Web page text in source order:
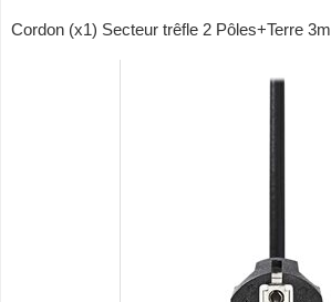
Cordon (x1) Secteur trêfle 2 Pôles+Terre 3m